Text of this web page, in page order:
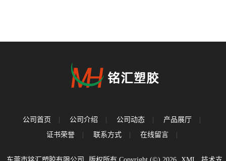
公司首页 | 公司介绍 | 公司动态 | 产品展厅
|
证书荣誉
| 联系方式 | 在线留言 |